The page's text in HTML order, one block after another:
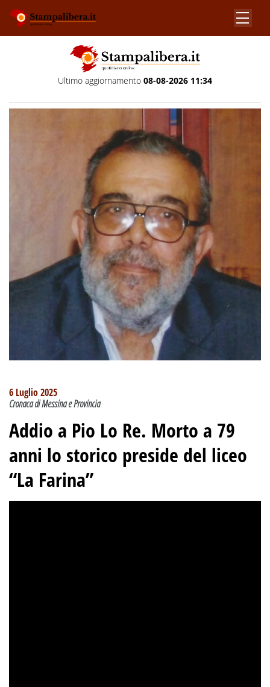
Ultimo aggiornamento 08-08-2026 11:34
6 Luglio 2025
Cronaca di Messina e Provincia
Addio a Pio Lo Re. Morto a 79
anni lo storico preside del liceo
“La Farina”